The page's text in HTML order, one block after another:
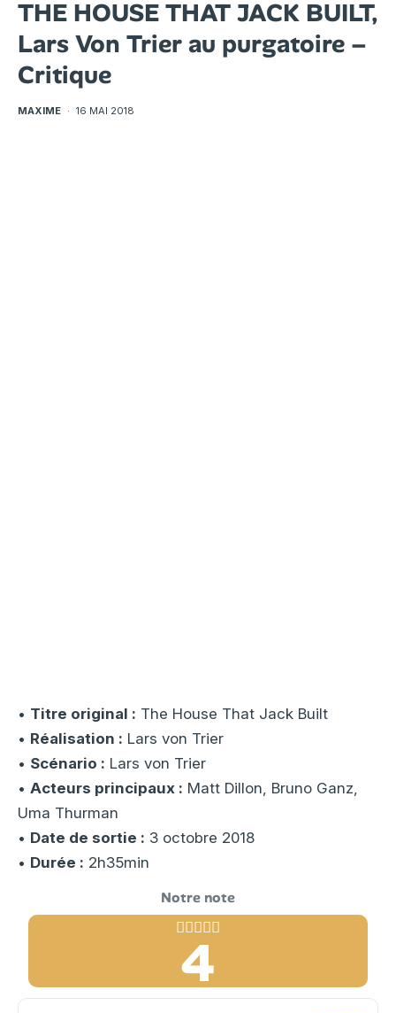
THE HOUSE THAT JACK BUILT,
Lars Von Trier au purgatoire –
Critique
MAXIME · 16 MAI 2018
• Titre original : The House That Jack Built
• Réalisation : Lars von Trier
• Scénario : Lars von Trier
• Acteurs principaux : Matt Dillon, Bruno Ganz,
Uma Thurman
• Date de sortie : 3 octobre 2018
• Durée : 2h35min
4